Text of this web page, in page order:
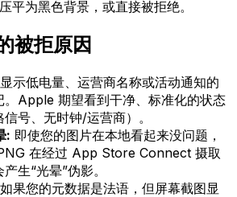
平为黑色背景，或直接被拒绝。
被拒原因
显示低电量、运营商名称或活动通知的
。Apple 期望看到干净、标准化的状态
号、无时钟/运营商）。
: 即使您的图片在本地看起来没问题，
在经过 App Store Connect 摄取
生“光晕”伪影。
如果您的元数据是法语，但屏幕截图显